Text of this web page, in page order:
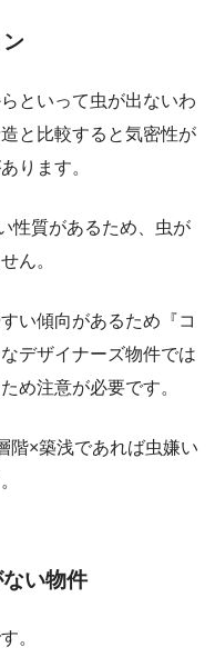
といって虫が出ないわ
と比較すると気密性が
ります。
性質があるため、虫が
ん。
い傾向があるため『コ
デザイナーズ物件では
め注意が必要です。
階×築浅であれば虫嫌い
い物件
。